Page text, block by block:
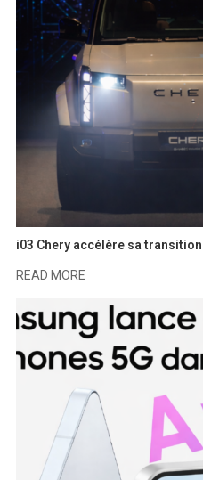
i03 Chery accélère sa
READ MORE